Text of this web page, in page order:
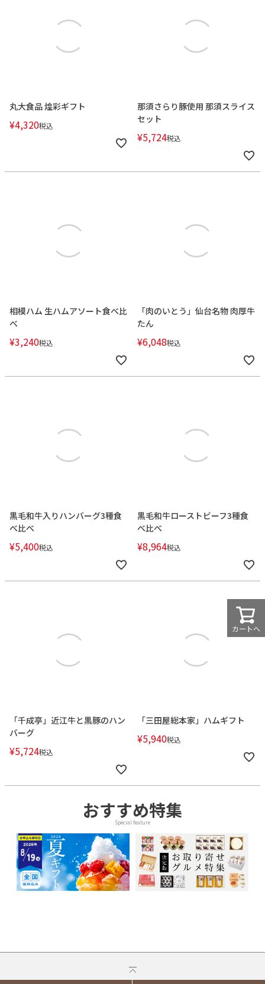
丸大食品 煌彩ギフト
¥4,320税込
那須さらり豚使用 那須スライス
セット
¥5,724税込
相模ハム 生ハムアソート食べ比
べ
¥3,240税込
「肉のいとう」仙台名物 肉厚牛
たん
¥6,048税込
黒毛和牛入りハンバーグ3種食
べ比べ
¥5,400税込
黒毛和牛ローストビーフ3種食
べ比べ
¥8,964税込
「千成亭」近江牛と黒豚のハン
バーグ
¥5,724税込
「三田屋総本家」ハムギフト
¥5,940税込
カートへ
おすすめ特集
Special feature